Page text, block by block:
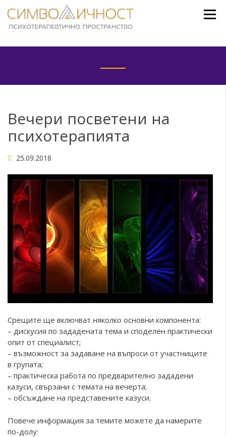
content
Вечери посветени на
психотерапията
25.09.2018
Срещите ще включват няколко основни компонента:
– дискусия по зададената тема и споделен практически
опит от специалист;
– възможност за задаване на въпроси от участниците
в групата;
– практическа работа по предварително зададени
казуси, свързани с темата на вечерта;
– обсъждане на представените казуси.
Повече информация за темите можете да намерите
по-долу: